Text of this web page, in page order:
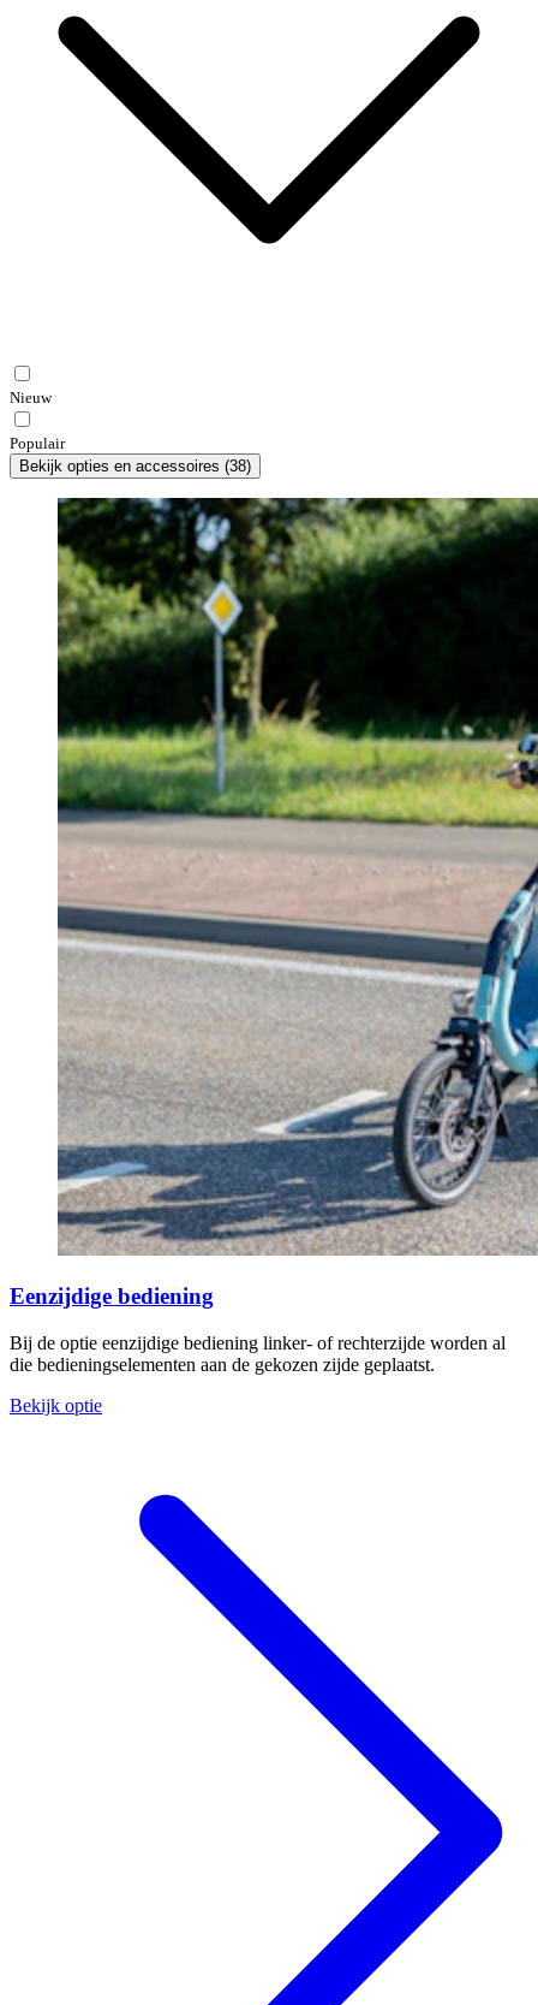
Nieuw
Populair
Bekijk opties en accessoires (38)
Eenzijdige bediening
Bij de optie eenzijdige bediening linker- of rechterzijde worden al
die bedieningselementen aan de gekozen zijde geplaatst.
Bekijk optie